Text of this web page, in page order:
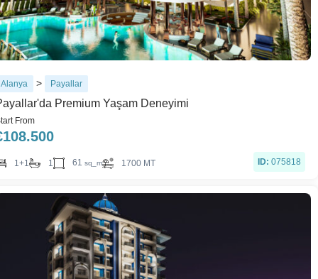
Alanya > Payallar
Premium Yaşam Deneyimi
From
108.500
1+1 1 61 sq_m 1700 MT ID: 075818